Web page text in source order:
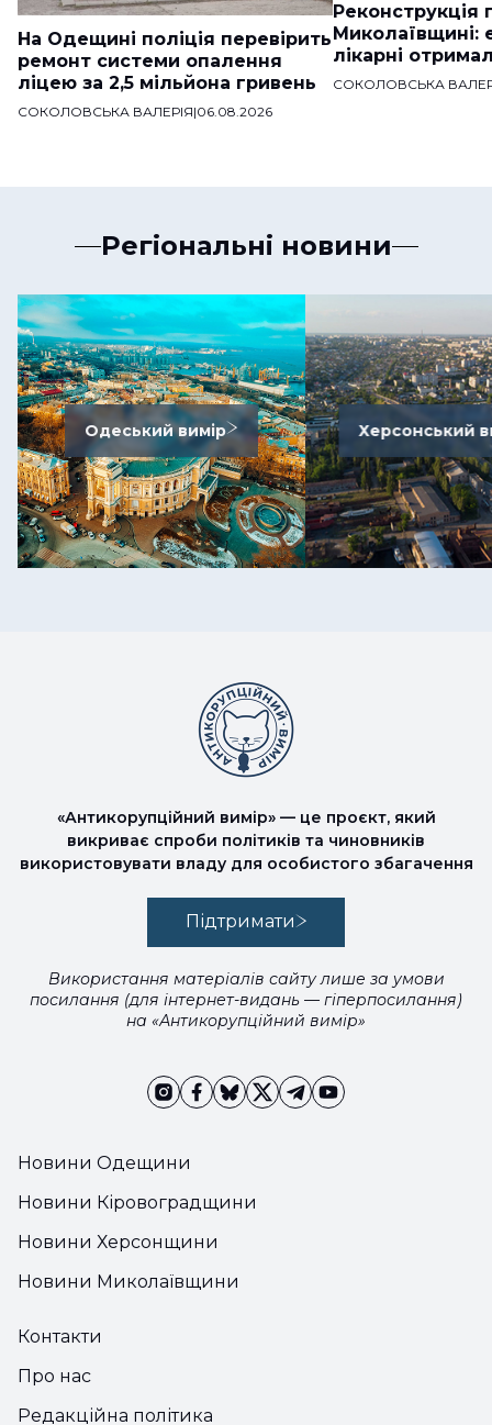
На Одещині поліція перевірить
ремонт системи опалення
ліцею за 2,5 мільйона гривень
СОКОЛОВСЬКА ВАЛЕРІЯ|06.08.2026
Реконструкція
Миколаївщині:
лікарні
СОКОЛОВСЬКА
Регіональні новини
Одеський вимір Херсонський
Новини Одещини
Новини Кіровоградщини
Новини Херсонщини
Новини Миколаївщини
«Антикорупційний вимір» — це проєкт, який
викриває спроби політиків та чиновників
використовувати владу для особистого збагачення
Підтримати
Використання матеріалів сайту лише за умови
посилання (для інтернет-видань — гіперпосилання)
на «Антикорупційний вимір»
Контакти
Про нас
Редакційна політика